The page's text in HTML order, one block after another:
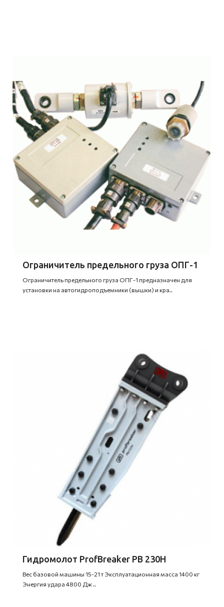
Ограничитель предельного груза ОПГ-1
Ограничитель предельного груза ОПГ-1 предназначен для
установки на автогидроподъемники (вышки) и кра..
Гидромолот ProfBreaker PB 230H
Вес базовой машины 15-21 т Эксплуатационная масса 1400 кг
Энергия удара 4800 Дж ..